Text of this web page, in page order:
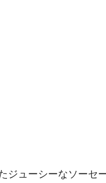
ジューシーなソーセ